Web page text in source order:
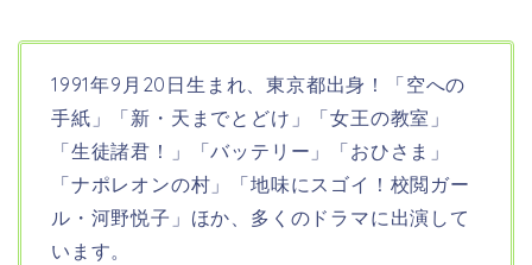
1991年9月20日生まれ、東京都出身！「空への
手紙」「新・天までとどけ」「女王の教室」
「生徒諸君！」「バッテリー」「おひさま」
「ナポレオンの村」「地味にスゴイ！校閲ガー
ル・河野悦子」ほか、多くのドラマに出演して
います。